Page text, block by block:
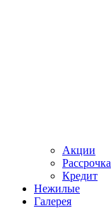
Акции
Рассрочка
Кредит
Нежилые
Галерея